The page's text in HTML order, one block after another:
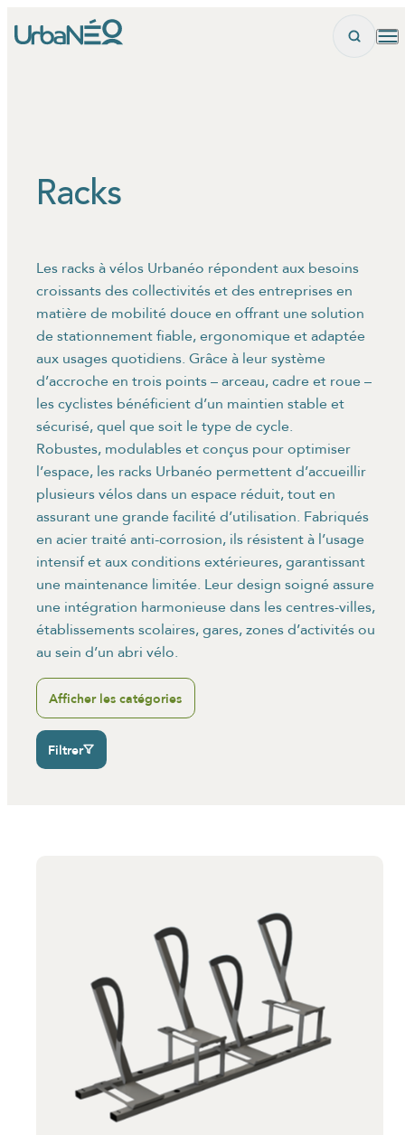
Racks
Les racks à vélos Urbanéo répondent aux besoins
croissants des collectivités et des entreprises en
matière de mobilité douce en offrant une solution
de stationnement fiable, ergonomique et adaptée
aux usages quotidiens. Grâce à leur système
d’accroche en trois points – arceau, cadre et roue –
les cyclistes bénéficient d’un maintien stable et
sécurisé, quel que soit le type de cycle.
Robustes, modulables et conçus pour optimiser
l’espace, les racks Urbanéo permettent d’accueillir
plusieurs vélos dans un espace réduit, tout en
assurant une grande facilité d’utilisation. Fabriqués
en acier traité anti-corrosion, ils résistent à l’usage
intensif et aux conditions extérieures, garantissant
une maintenance limitée. Leur design soigné assure
une intégration harmonieuse dans les centres-villes,
établissements scolaires, gares, zones d’activités ou
au sein d’un abri vélo.
Afficher les catégories
Filtrer